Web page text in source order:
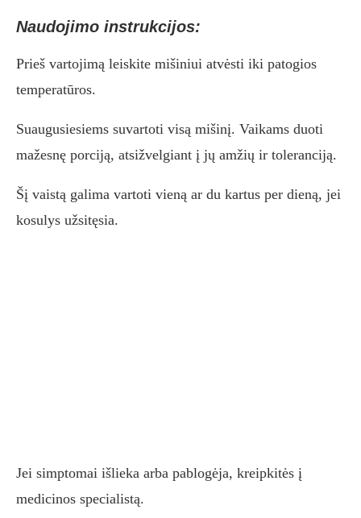
Naudojimo instrukcijos:
Prieš vartojimą leiskite mišiniui atvėsti iki patogios
temperatūros.
Suaugusiesiems suvartoti visą mišinį. Vaikams duoti
mažesnę porciją, atsižvelgiant į jų amžių ir toleranciją.
Šį vaistą galima vartoti vieną ar du kartus per dieną, jei
kosulys užsitęsia.
Jei simptomai išlieka arba pablogėja, kreipkitės į
medicinos specialistą.